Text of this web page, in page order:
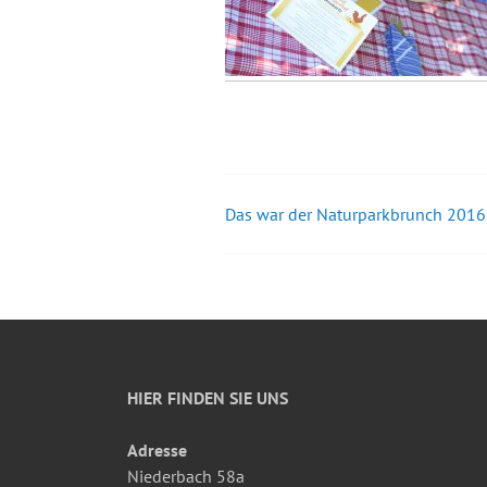
Beitrags-
Das war der Naturparkbrunch 2016
HIER FINDEN SIE UNS
Adresse
Niederbach 58a